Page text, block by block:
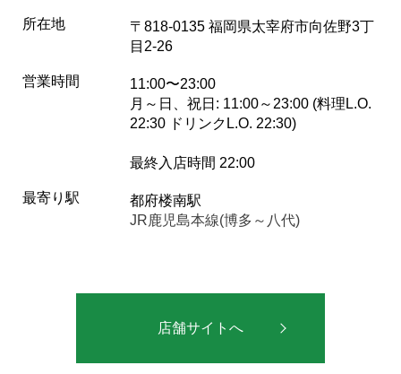
所在地
〒818-0135 福岡県太宰府市向佐野3丁
目2-26
営業時間
11:00〜23:00
月～日、祝日: 11:00～23:00 (料理L.O.
22:30 ドリンクL.O. 22:30)
最終入店時間 22:00
最寄り駅
都府楼南駅
JR鹿児島本線(博多～八代)
店舗サイトへ